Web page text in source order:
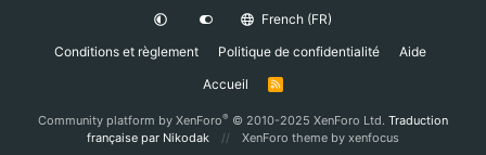
French (FR)
Conditions et règlement
Politique de confidentialité
Aide
Accueil
R
Community platform by XenForo® © 2010-2025 XenForo Ltd. Traduction
française par Nikodak
XenForo theme by xenfocus